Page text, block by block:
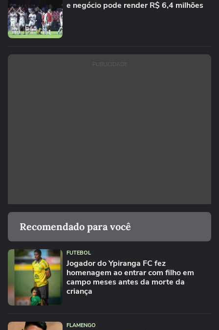
e negócio pode render R$ 6,4 milhões
PUBLICIDADE
Recomendado para você
FUTEBOL
Jogador do Ypiranga FC fez
homenagem ao entrar com filho em
campo meses antes da morte da
criança
FLAMENGO